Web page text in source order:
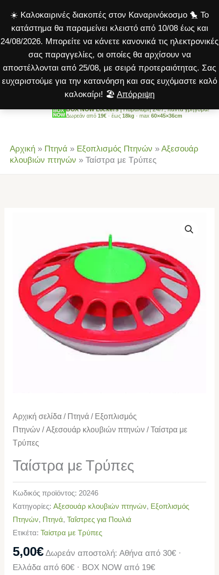
☀️ Καλοκαιρινές διακοπές στον Καναρινόκοσμο 🐤 Το
κατάστημα θα παραμείνει κλειστό από 10/08 έως και
24/08/2026. Μπορείτε να κάνετε κανονικά τις ηλεκτρονικές
σας παραγγελίες, οι οποίες θα αρχίσουν να
αποστέλλονται από 25/08, με σειρά προτεραιότητας. Σας
ευχαριστούμε για την κατανόηση και σας ευχόμαστε καλό
καλοκαίρι! 🏖️ Απόρριψη
στο
περιεχόμενο
BOX NOW Lockers| Παραλαβή 24/7, πάντα γρήγορα!
Δωρεάν από 19€ · έως 18kg · max 60×45×36cm
Αρχική » Πτηνά » Εξοπλισμός Πτηνών » Αξεσουάρ
κλουβιών πτηνών » Ταίστρα με Τρύπες
Αρχική σελίδα / Πτηνά / Εξοπλισμός
Πτηνών /Αξεσουάρ κλουβιών πτηνών / Ταίστρα με
Τρύπες
Ταίστρα με Τρύπες
Κωδικός προϊόντος: 20246
Κατηγορίες:Αξεσουάρ κλουβιών πτηνών, Εξοπλισμός
Πτηνών, Πτηνά,Ταΐστρες για Πουλιά
Ετικέτα:Ταίστρα με Τρύπες
5,00€ Δωρεάν αποστολή: Αθήνα από 30€ ·
Ελλάδα από 60€ · BOX NOW από 19€
ποσότητα
ποσότητα